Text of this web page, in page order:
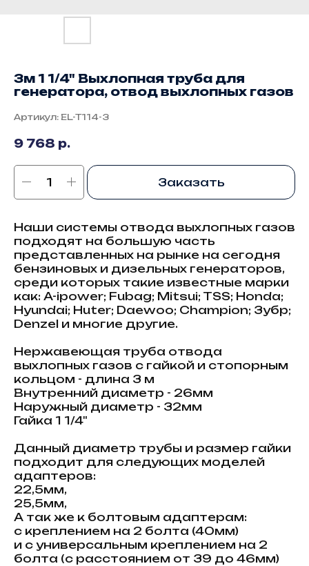
3м 1 1/4" Выхлопная труба для
генератора, отвод выхлопных газов
Артикул: EL-T114-3
9 768 р.
Заказать
Наши системы отвода выхлопных газов
подходят на большую часть
представленных на рынке на сегодня
бензиновых и дизельных генераторов,
среди которых такие известные марки
как: A-ipower; Fubag; Mitsui; TSS; Honda;
Hyundai; Huter; Daewoo; Champion; Зубр;
Denzel и многие другие.
Нержавеющая труба отвода
выхлопных газов с гайкой и стопорным
кольцом - длина 3 м
Внутренний диаметр - 26мм
Наружный диаметр - 32мм
Гайка 1 1/4"
Данный диаметр трубы и размер гайки
подходит для следующих моделей
адаптеров:
22,5мм,
25,5мм,
А так же к болтовым адаптерам:
с креплением на 2 болта (40мм)
и с универсальным креплением на 2
болта (с расстоянием от 39 до 46мм)